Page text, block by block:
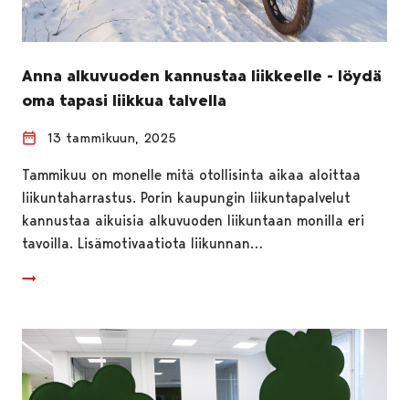
Anna alkuvuoden kannustaa liikkeelle - löydä
oma tapasi liikkua talvella
13 tammikuun, 2025
Tammikuu on monelle mitä otollisinta aikaa aloittaa
liikuntaharrastus. Porin kaupungin liikuntapalvelut
kannustaa aikuisia alkuvuoden liikuntaan monilla eri
tavoilla. Lisämotivaatiota liikunnan…